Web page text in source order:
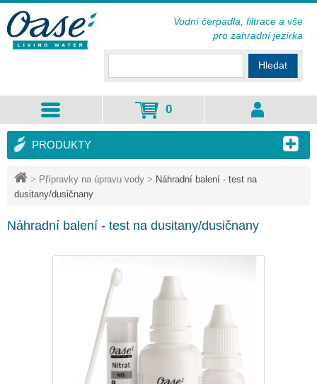
> Přípravky na úpravu vody > Náhradní balení - test na
dusitany/dusičnany
Náhradní balení - test na dusitany/dusičnany
PRODUKTY
Hledat
0
Vodní čerpadla, filtrace a vše
pro zahradní jezírka